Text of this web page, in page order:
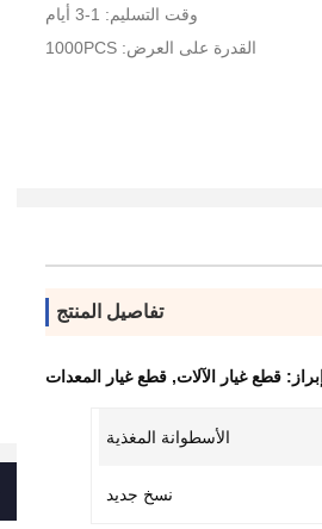
وقت التسليم: 1-3 أيام
القدرة على العرض: 1000PCS
تفاصيل المنتج
إبراز: قطع غيار الآلات, قطع غيار المعدات
الأسطوانة المغذية
نسخ جديد